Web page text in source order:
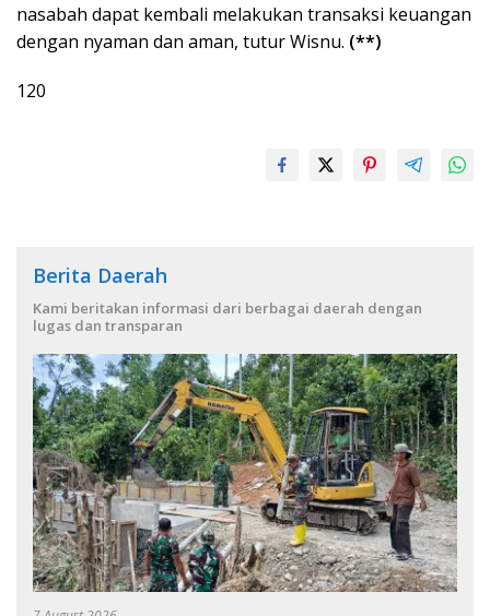
nasabah dapat kembali melakukan transaksi keuangan
dengan nyaman dan aman, tutur Wisnu. (**)
120
Berita Daerah
Kami beritakan informasi dari berbagai daerah dengan
lugas dan transparan